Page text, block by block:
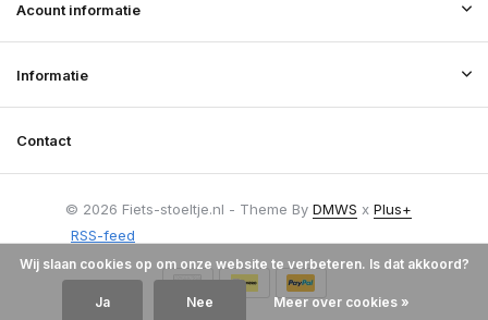
Acount informatie
Informatie
Contact
© 2026 Fiets-stoeltje.nl - Theme By DMWS x Plus+
RSS-feed
Wij slaan cookies op om onze website te verbeteren. Is dat akkoord?
Ja Nee Meer over cookies »